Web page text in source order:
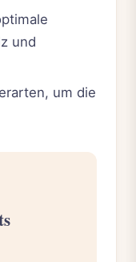
und
um die